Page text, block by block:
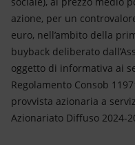
azione, per un
euro, nell’ambito della
buyback deliberato
oggetto di informativa ai
Regolamento Consob
provvista azionaria a
Azionariato Diffuso 2024-